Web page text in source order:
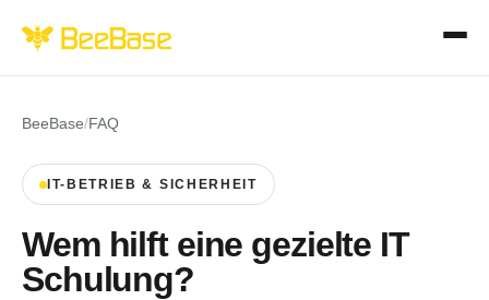
BeeBase/FAQ
IT-BETRIEB & SICHERHEIT
Wem hilft eine gezielte IT
Schulung?